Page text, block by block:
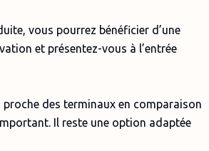
vous pourrez bénéficier d’une
et présentez-vous à l’entrée
proche des terminaux en comparaison
Il reste une option adaptée